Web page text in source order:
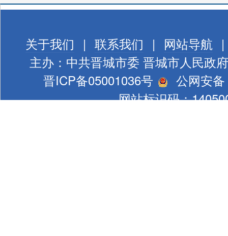
关于我们 | 联系我们 | 网站导航 |
主办：中共晋城市委 晋城市人民政府
晋ICP备05001036号
公网安
网站标识码：